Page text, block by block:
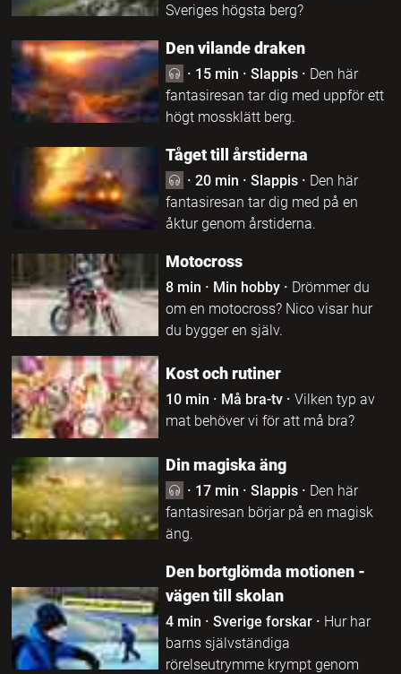
Sveriges högsta berg?
Den vilande draken
· 15 min · Slappis· Den här
fantasiresan tar dig med uppför ett
högt mossklätt berg.
Tåget till årstiderna
· 20 min · Slappis· Den här
fantasiresan tar dig med på en
åktur genom årstiderna.
Motocross
8 min · Min hobby· Drömmer du
om en motocross? Nico visar hur
du bygger en själv.
Kost och rutiner
10 min · Må bra-tv· Vilken typ av
mat behöver vi för att må bra?
Din magiska äng
· 17 min · Slappis· Den här
fantasiresan börjar på en magisk
äng.
Den bortglömda motionen -
vägen till skolan
4 min · Sverige forskar· Hur har
barns självständiga
rörelseutrymme krympt genom